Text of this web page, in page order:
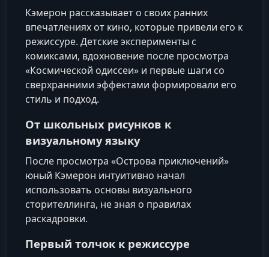
Кэмерон рассказывает о своих ранних
впечатлениях от кино, которые привели его к
режиссуре. Детские эксперименты с
комиксами, вдохновение после просмотра
«Космической одиссеи» и первые шаги со
сверхранними эффектами формировали его
стиль и подход.
От школьных рисунков к
визуальному языку
После просмотра «Острова приключений»
юный Кэмерон интуитивно начал
использовать основы визуального
сторителлинга, не зная о правилах
раскадровки.
Первый толчок к режиссуре